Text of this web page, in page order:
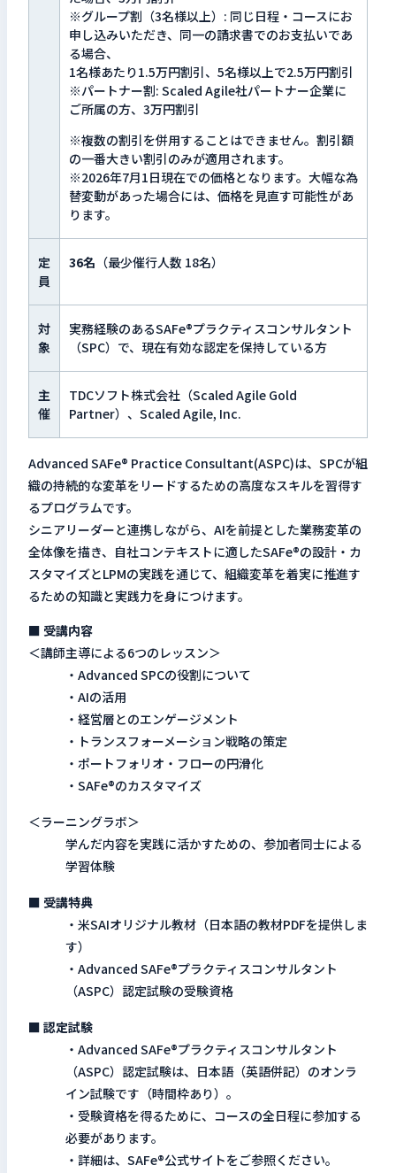
※グループ割（3名様以上）: 同じ日程・コースにお
申し込みいただき、同一の請求書でのお支払いであ
る場合、
1名様あたり1.5万円割引、5名様以上で2.5万円割引
※パートナー割: Scaled Agile社パートナー企業に
ご所属の方、3万円割引
※複数の割引を併用することはできません。割引額
の一番大きい割引のみが適用されます。
※2026年7月1日現在での価格となります。大幅な為
替変動があった場合には、価格を見直す可能性があ
ります。
定
員
36名 （最少催行人数 18名）
対
象
実務経験のあるSAFe®プラクティスコンサルタント
（SPC）で、現在有効な認定を保持している方
主
催
TDCソフト株式会社（Scaled Agile Gold
Partner）、Scaled Agile, Inc.
Advanced SAFe® Practice Consultant(ASPC)は、SPCが組
織の持続的な変革をリードするための高度なスキルを習得す
るプログラムです。
シニアリーダーと連携しながら、AIを前提とした業務変革の
全体像を描き、自社コンテキストに適したSAFe®の設計・カ
スタマイズとLPMの実践を通じて、組織変革を着実に推進す
るための知識と実践力を身につけます。
■ 受講内容
＜講師主導による6つのレッスン＞
・Advanced SPCの役割について
・AIの活用
・経営層とのエンゲージメント
・トランスフォーメーション戦略の策定
・ポートフォリオ・フローの円滑化
・SAFe®のカスタマイズ
＜ラーニングラボ＞
学んだ内容を実践に活かすための、参加者同士による
学習体験
■ 受講特典
・米SAIオリジナル教材（日本語の教材PDFを提供しま
す）
・Advanced SAFe®プラクティスコンサルタント
（ASPC）認定試験の受験資格
■ 認定試験
・Advanced SAFe®プラクティスコンサルタント
（ASPC）認定試験は、日本語（英語併記）のオンラ
イン試験です（時間枠あり）。
・受験資格を得るために、コースの全日程に参加する
必要があります。
・詳細は、SAFe®公式サイトをご参照ください。